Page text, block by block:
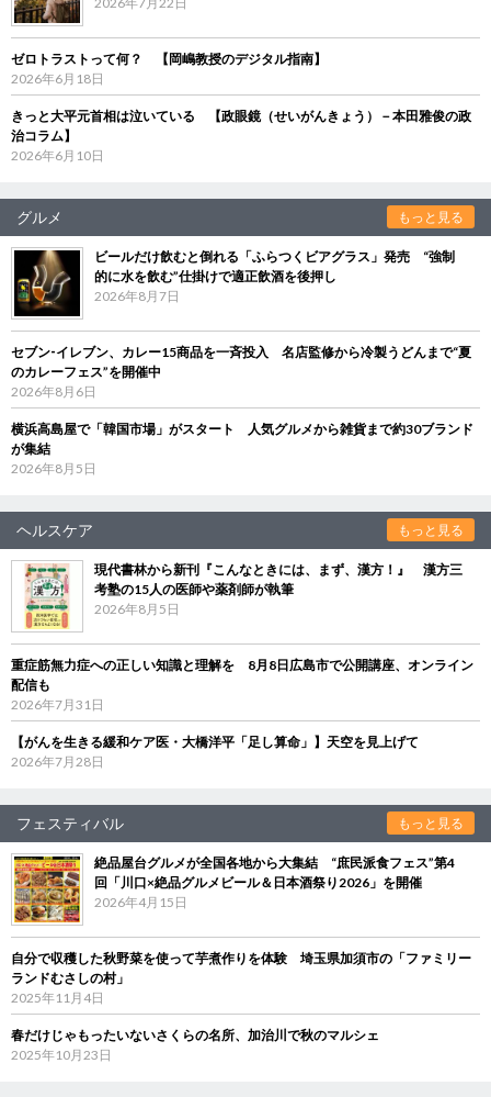
ゼロトラストって何？ 【岡嶋教授のデジタル指南】
2026年6月18日
きっと大平元首相は泣いている 【政眼鏡（せいがんきょう）－本田雅俊の政
治コラム】
2026年6月10日
グルメ もっと見る
ビールだけ飲むと倒れる「ふらつくビアグラス」発売 “強制
的に水を飲む”仕掛けで適正飲酒を後押し
2026年8月7日
セブン‐イレブン、カレー15商品を一斉投入 名店監修から冷製うどんまで“夏
のカレーフェス”を開催中
2026年8月6日
横浜高島屋で「韓国市場」がスタート 人気グルメから雑貨まで約30ブランド
が集結
2026年8月5日
ヘルスケア もっと見る
現代書林から新刊『こんなときには、まず、漢方！』 漢方三
考塾の15人の医師や薬剤師が執筆
2026年8月5日
重症筋無力症への正しい知識と理解を 8月8日広島市で公開講座、オンライン
配信も
2026年7月31日
【がんを生きる緩和ケア医・大橋洋平「足し算命」】天空を見上げて
2026年7月28日
フェスティバル もっと見る
絶品屋台グルメが全国各地から大集結 “庶民派食フェス”第4
回「川口×絶品グルメビール＆日本酒祭り2026」を開催
2026年4月15日
自分で収穫した秋野菜を使って芋煮作りを体験 埼玉県加須市の「ファミリー
ランドむさしの村」
2025年11月4日
春だけじゃもったいないさくらの名所、加治川で秋のマルシェ
2025年10月23日